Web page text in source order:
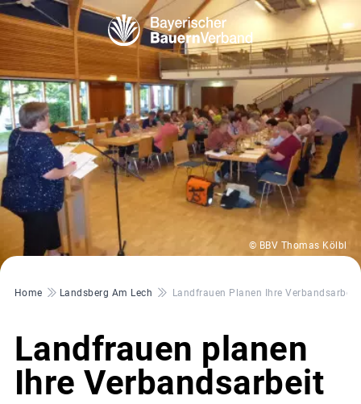
© BBV Thomas Kölbl
Pfadnavigation
Home Landsberg Am Lech Landfrauen Planen Ihre Verbandsarbeit
Landfrauen planen
Ihre Verbandsarbeit